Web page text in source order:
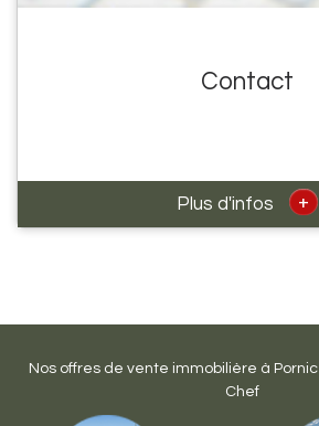
Contact
Plus d'infos +
Nos offres de vente immobilière à Pornic
Chef